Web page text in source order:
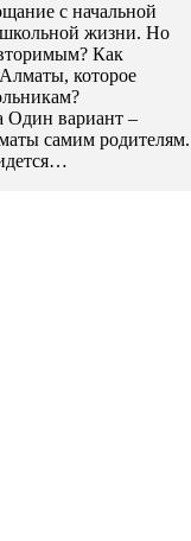
с начальной
жизни. Но
Как
которое
Один вариант –
самим родителям.